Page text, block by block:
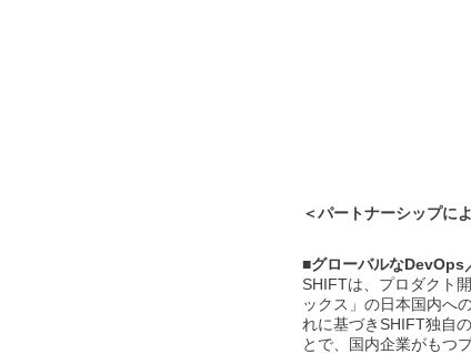
＜パートナーシップに
■グローバルなDevOps
SHIFTは、プロダクト
ックス」の日本国内へ
れに基づきSHIFT独自
とで、国内企業がもつ